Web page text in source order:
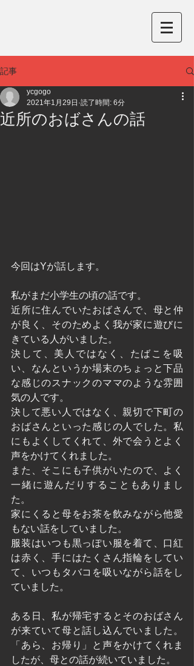
記事
近所のおばさんの話
ycgogo
2021年1月29日 読了時間: 6分
今回はYが話します。
私がまだ小学生の頃の話です。
近所に住んでいたおばさんで、母と仲
が良く、そのためよく我が家に遊びに
きている人がいました。
決して、美人ではなく、たばこを吸
い、なんというか場末のちょっと下品
な感じのスナックのママのような雰囲
気の人です。
決して悪い人ではなく、親切で下町の
おばさんといった感じの人でした。私
にもよくしてくれて、外で会うとよく
声をかけてくれました。
また、そこにも子供がいたので、よく
一緒に遊んだりすることもありまし
た。
家にくると母をお茶を飲みながら他愛
もない話をしていました。
服装はいつも黒っぽい服を着て、口紅
は赤く、手にはたくさん指輪をしてい
て、いつもタバコを吸いながら話をし
ていました。
ある日、私が帰宅するとそのおばさん
が来ていて母と話し込んでいました。
「あら、お帰り」と声をかけてくれま
したが、母との話が続いていました。